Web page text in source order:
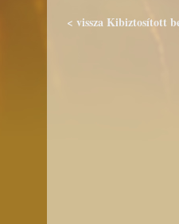
< vissza Kibiztosított